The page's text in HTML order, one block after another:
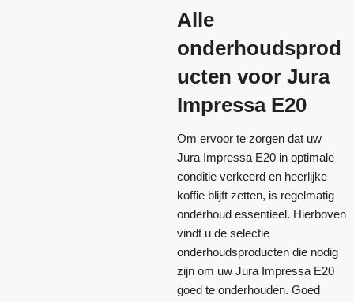
Alle
onderhoudsprod
ucten voor Jura
Impressa E20
Om ervoor te zorgen dat uw
Jura Impressa E20 in optimale
conditie verkeerd en heerlijke
koffie blijft zetten, is regelmatig
onderhoud essentieel. Hierboven
vindt u de selectie
onderhoudsproducten die nodig
zijn om uw Jura Impressa E20
goed te onderhouden. Goed